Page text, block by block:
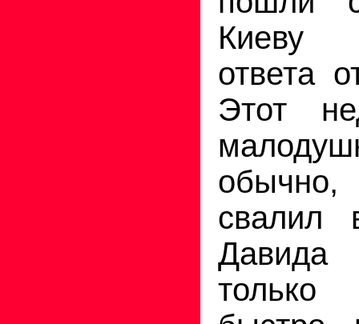
Киеву
ответа
Этот
свалил
Давида